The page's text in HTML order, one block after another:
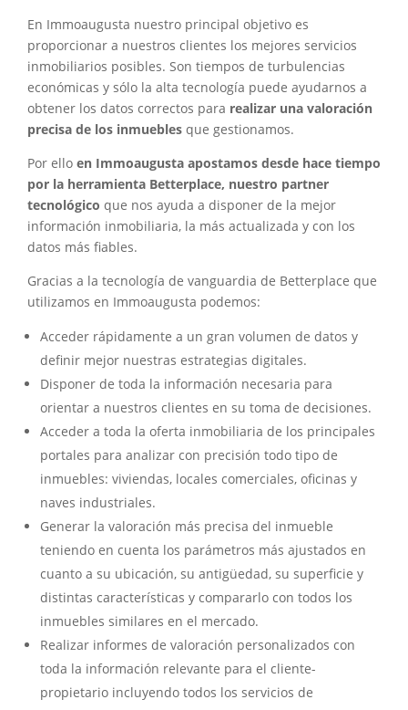
En Immoaugusta nuestro principal objetivo es
proporcionar a nuestros clientes los mejores servicios
inmobiliarios posibles. Son tiempos de turbulencias
económicas y sólo la alta tecnología puede ayudarnos a
obtener los datos correctos para realizar una valoración
precisa de los inmuebles que gestionamos.
Por ello en Immoaugusta apostamos desde hace tiempo
por la herramienta Betterplace, nuestro partner
tecnológico que nos ayuda a disponer de la mejor
información inmobiliaria, la más actualizada y con los
datos más fiables.
Gracias a la tecnología de vanguardia de Betterplace que
utilizamos en Immoaugusta podemos:
Acceder rápidamente a un gran volumen de datos y
definir mejor nuestras estrategias digitales.
Disponer de toda la información necesaria para
orientar a nuestros clientes en su toma de decisiones.
Acceder a toda la oferta inmobiliaria de los principales
portales para analizar con precisión todo tipo de
inmuebles: viviendas, locales comerciales, oficinas y
naves industriales.
Generar la valoración más precisa del inmueble
teniendo en cuenta los parámetros más ajustados en
cuanto a su ubicación, su antigüedad, su superficie y
distintas características y compararlo con todos los
inmuebles similares en el mercado.
Realizar informes de valoración personalizados con
toda la información relevante para el cliente-
propietario incluyendo todos los servicios de